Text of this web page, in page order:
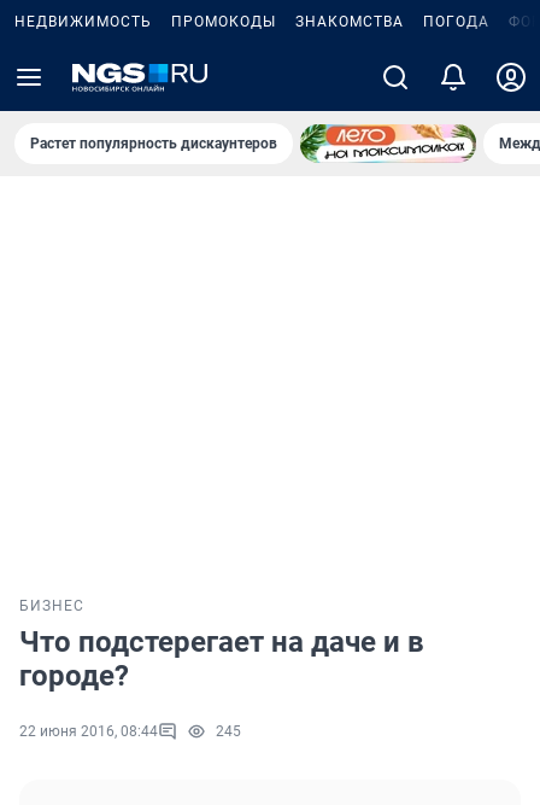
НЕДВИЖИМОСТЬ ПРОМОКОДЫ ЗНАКОМСТВА ПОГОДА
Растет популярность дискаунтеров
БИЗНЕС
Что подстерегает на даче и в
городе?
22 июня 2016, 08:44 245